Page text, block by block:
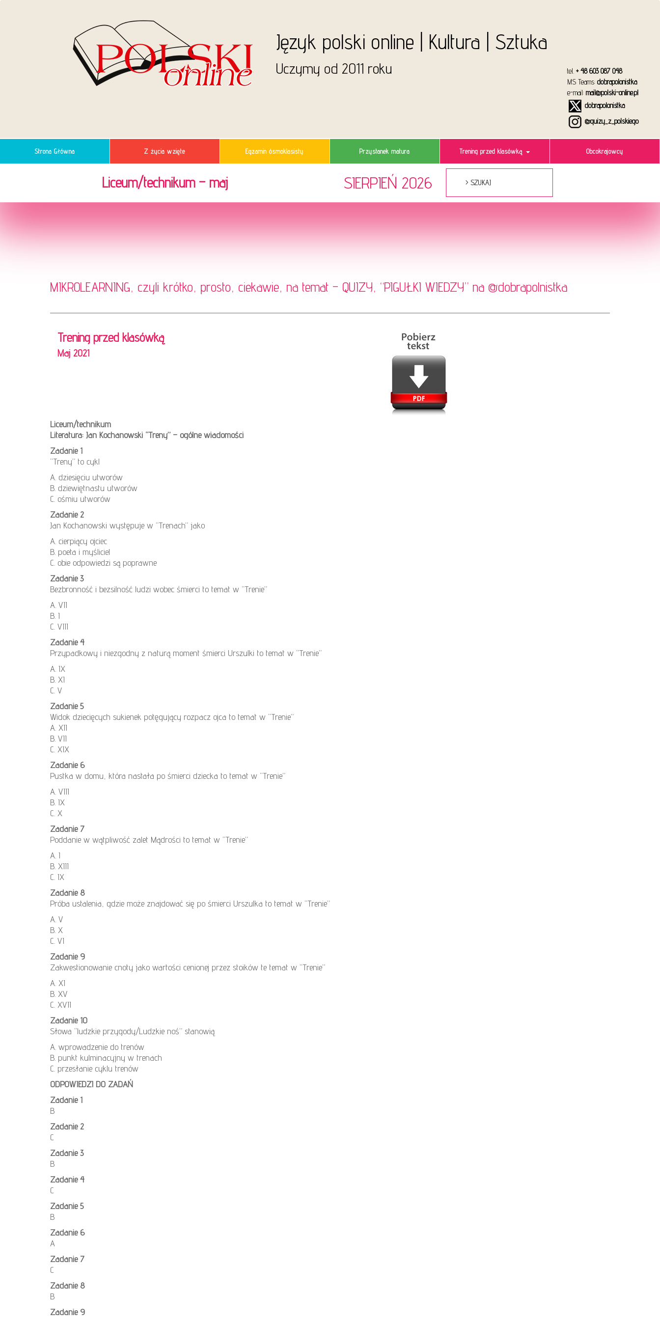
Język polski online | Kultura | Sztuka
Uczymy od 2011 roku tel. + 48 603 087 048
MS Teams: dobrapolonistka
e-mail: mail@polski-online.pl
dobrapolonistka
@quizy_z_polskiego
Strona Główna Z życia wzięte Egzamin ósmoklasisty Przystanek matura Trening przed klasówką Obcokrajowcy
Liceum/technikum – maj SIERPIEŃ 2026
MIKROLEARNING, czyli krótko, prosto, ciekawie, na temat – QUIZY, “PIGUŁKI WIEDZY” na @dobrapolnistka
Trening przed klasówką
Maj 2021
Liceum/technikum
Literatura: Jan Kochanowski “Treny” – ogólne wiadomości
Zadanie 1
“Treny” to cykl
A. dziesięciu utworów
B. dziewiętnastu utworów
C. ośmiu utworów
Zadanie 2
Jan Kochanowski występuje w “Trenach” jako
A. cierpiący ojciec
B. poeta i myśliciel
C. obie odpowiedzi są poprawne
Zadanie 3
Bezbronność i bezsilność ludzi wobec śmierci to temat w “Trenie”
A. VII
B. I
C. VIII
Zadanie 4
Przypadkowy i niezgodny z naturą moment śmierci Urszulki to temat w “Trenie”
A. IX
B. XI
C. V
Zadanie 5
Widok dziecięcych sukienek potęgujący rozpacz ojca to temat w “Trenie”
A. XII
B. VII
C. XIX
Zadanie 6
Pustka w domu, która nastała po śmierci dziecka to temat w “Trenie”
A. VIII
B. IX
C. X
Zadanie 7
Poddanie w wątpliwość zalet Mądrości to temat w “Trenie”
A. I
B. XIII
C. IX
Zadanie 8
Próba ustalenia, gdzie może znajdować się po śmierci Urszulka to temat w “Trenie”
A. V
B. X
C. VI
Zadanie 9
Zakwestionowanie cnoty jako wartości cenionej przez stoików te temat w “Trenie”
A. XI
B. XV
C. XVII
Zadanie 10
Słowa “ludzkie przygody/Ludzkie noś” stanowią
A. wprowadzenie do trenów
B. punkt kulminacyjny w trenach
C. przesłanie cyklu trenów
ODPOWIEDZI DO ZADAŃ
Zadanie 1
B
Zadanie 2
C
Zadanie 3
B
Zadanie 4
C
Zadanie 5
B
Zadanie 6
A
Zadanie 7
C
Zadanie 8
B
Zadanie 9